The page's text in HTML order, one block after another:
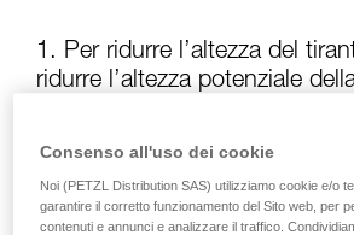
1. Per ridurre l’altezza del
ridurre l’altezza potenziale
La posizione dell’ASAP o dell’ASAP
sulla lunghezza dell’assorbitore di
questi due elementi aumentano il tirante
Consenso all'uso dei cookie
Noi (PETZL Distribution SAS) utilizziamo cookie e/o
garantire il corretto funzionamento del Sito web, per
contenuti e annunci e analizzare il traffico.